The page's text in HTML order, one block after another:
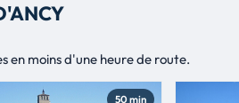
en moins d'une heure de route.
50 min